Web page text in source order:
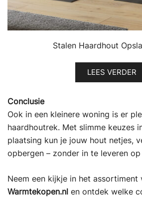
Stalen Haardhout
LEES VERDER
Conclusie
Ook in een kleinere woning is er
haardhoutrek. Met slimme keuzes
plaatsing kun je jouw hout netjes,
opbergen – zonder in te leveren
Neem een kijkje in het assortiment
Warmtekopen.nl en ontdek welke